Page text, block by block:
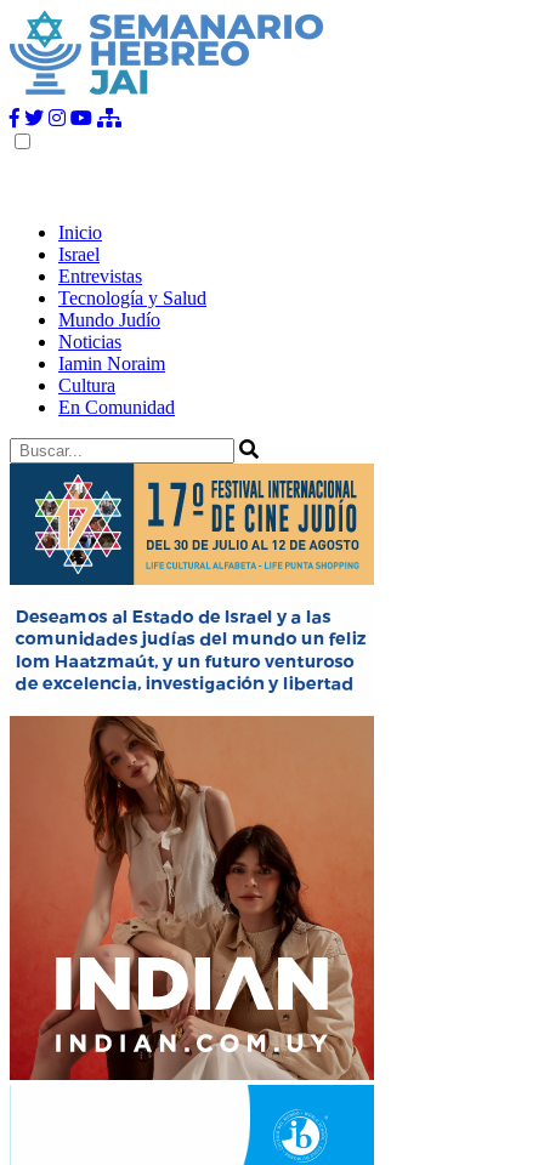
Inicio
Israel
Entrevistas
Tecnología y Salud
Mundo Judío
Noticias
Iamin Noraim
Cultura
En Comunidad